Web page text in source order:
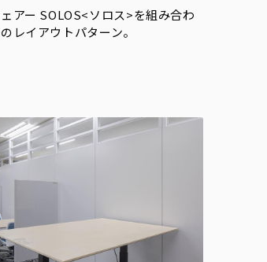
アー SOLOS<ソロス>を組み合わ
レイアウトパターン。